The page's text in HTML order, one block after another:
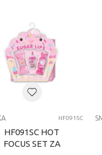
HF091SC
HF091SC HOT
FOCUS SET ZA